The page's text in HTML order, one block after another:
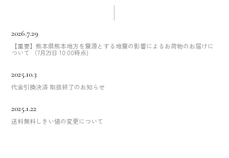
2026.7.29
【重要】熊本県熊本地方を震源とする地震の影響によるお荷物のお届けに
ついて （7月29日 10:00時点)
2025.10.3
代金引換決済 取扱終了のお知らせ
2025.1.22
送料無料しきい値の変更について